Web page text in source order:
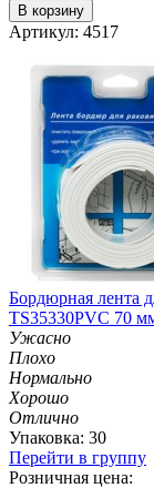
В корзину
Артикул: 4517
Бордюрная лента
TS35330PVC 70
Ужасно
Плохо
Нормально
Хорошо
Отлично
Упаковка: 30
Перейти в группу
Розничная цена: